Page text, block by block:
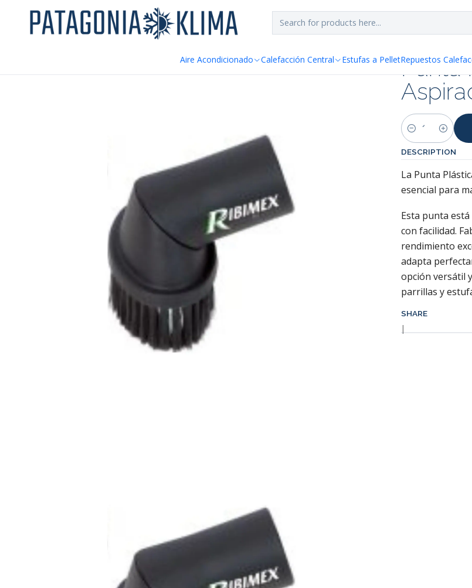
Aire Acondicionado Calefacción Central Estufas a PelletRepuestos
Home Aspiradoras de Cenizas Punta Plastica Orientable Aspiradora Cenizas
Punta
Quantity
DESCRIPTION
La Punta
esencial para
Esta punta
con facilidad.
rendimiento
adapta
opción versátil
parrillas y
SHARE
|